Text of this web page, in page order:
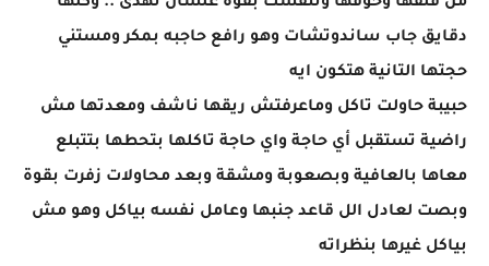
دقايق جاب ساندوتشات وهو رافع حاجبه بمكر ومستني
حجتها التانية هتكون ايه
حبيبة حاولت تاكل وماعرفتش ريقها ناشف ومعدتها مش
راضية تستقبل أي حاجة واي حاجة تاكلها بتحطها بتتبلع
معاها بالعافية وبصعوبة ومشقة وبعد محاولات زفرت بقوة
وبصت لعادل الل قاعد جنبها وعامل نفسه بياكل وهو مش
بياكل غيرها بنظراته